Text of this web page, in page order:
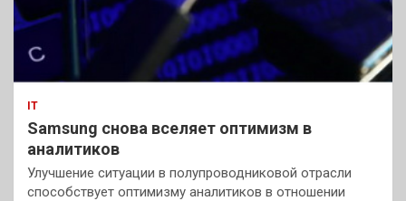
IT
Samsung снова вселяет оптимизм в
аналитиков
Улучшение ситуации в полупроводниковой отрасли
способствует оптимизму аналитиков в отношении